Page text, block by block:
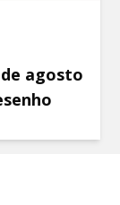
agosto